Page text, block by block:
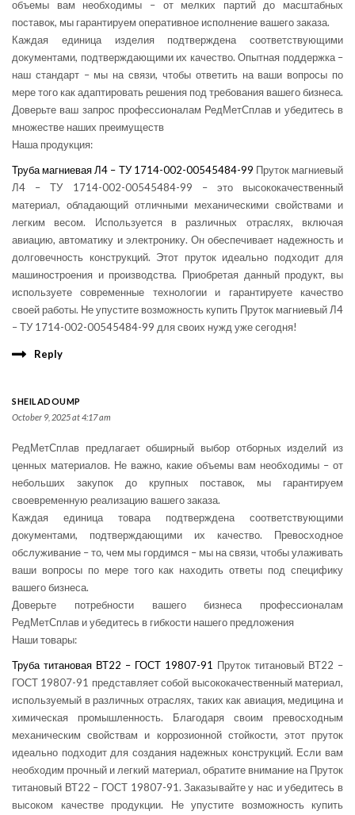
объемы вам необходимы – от мелких партий до масштабных
поставок, мы гарантируем оперативное исполнение вашего заказа.
Каждая единица изделия подтверждена соответствующими
документами, подтверждающими их качество. Опытная поддержка –
наш стандарт – мы на связи, чтобы ответить на ваши вопросы по
мере того как адаптировать решения под требования вашего бизнеса.
Доверьте ваш запрос профессионалам РедМетСплав и убедитесь в
множестве наших преимуществ
Наша продукция:
Труба магниевая Л4 – ТУ 1714-002-00545484-99 Пруток магниевый
Л4 – ТУ 1714-002-00545484-99 – это высококачественный
материал, обладающий отличными механическими свойствами и
легким весом. Используется в различных отраслях, включая
авиацию, автоматику и электронику. Он обеспечивает надежность и
долговечность конструкций. Этот пруток идеально подходит для
машиностроения и производства. Приобретая данный продукт, вы
используете современные технологии и гарантируете качество
своей работы. Не упустите возможность купить Пруток магниевый Л4
– ТУ 1714-002-00545484-99 для своих нужд уже сегодня!
Reply
SHEILADOUMP
October 9, 2025 at 4:17 am
РедМетСплав предлагает обширный выбор отборных изделий из
ценных материалов. Не важно, какие объемы вам необходимы – от
небольших закупок до крупных поставок, мы гарантируем
своевременную реализацию вашего заказа.
Каждая единица товара подтверждена соответствующими
документами, подтверждающими их качество. Превосходное
обслуживание – то, чем мы гордимся – мы на связи, чтобы улаживать
ваши вопросы по мере того как находить ответы под специфику
вашего бизнеса.
Доверьте потребности вашего бизнеса профессионалам
РедМетСплав и убедитесь в гибкости нашего предложения
Наши товары:
Труба титановая ВТ22 – ГОСТ 19807-91 Пруток титановый ВТ22 –
ГОСТ 19807-91 представляет собой высококачественный материал,
используемый в различных отраслях, таких как авиация, медицина и
химическая промышленность. Благодаря своим превосходным
механическим свойствам и коррозионной стойкости, этот пруток
идеально подходит для создания надежных конструкций. Если вам
необходим прочный и легкий материал, обратите внимание на Пруток
титановый ВТ22 – ГОСТ 19807-91. Заказывайте у нас и убедитесь в
высоком качестве продукции. Не упустите возможность купить